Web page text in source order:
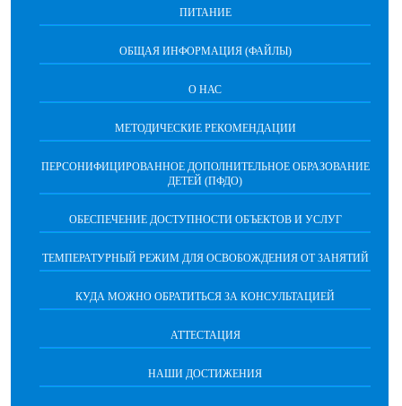
ПИТАНИЕ
ОБЩАЯ ИНФОРМАЦИЯ (ФАЙЛЫ)
О НАС
МЕТОДИЧЕСКИЕ РЕКОМЕНДАЦИИ
ПЕРСОНИФИЦИРОВАННОЕ ДОПОЛНИТЕЛЬНОЕ ОБРАЗОВАНИЕ
ДЕТЕЙ (ПФДО)
ОБЕСПЕЧЕНИЕ ДОСТУПНОСТИ ОБЪЕКТОВ И УСЛУГ
ТЕМПЕРАТУРНЫЙ РЕЖИМ ДЛЯ ОСВОБОЖДЕНИЯ ОТ ЗАНЯТИЙ
КУДА МОЖНО ОБРАТИТЬСЯ ЗА КОНСУЛЬТАЦИЕЙ
АТТЕСТАЦИЯ
НАШИ ДОСТИЖЕНИЯ